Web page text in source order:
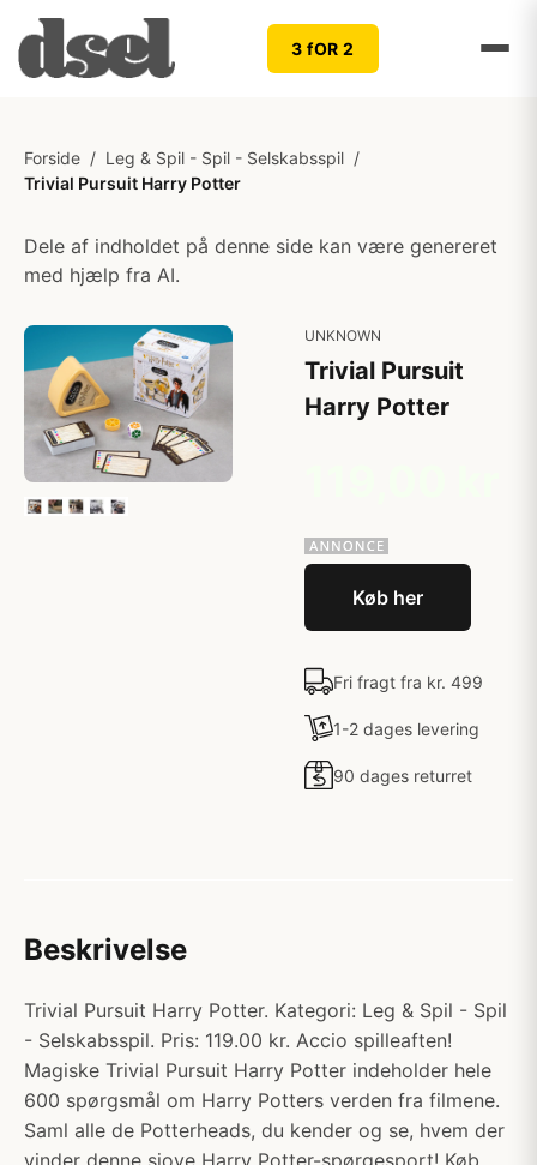
3 fOR 2
Forside / Leg & Spil - Spil - Selskabsspil /
Trivial Pursuit Harry Potter
Dele af indholdet på denne side kan være genereret
med hjælp fra AI.
UNKNOWN
Trivial Pursuit
Harry Potter
Køb her
Fri fragt fra kr. 499
1-2 dages levering
90 dages returret
Beskrivelse
Trivial Pursuit Harry Potter. Kategori: Leg & Spil - Spil
- Selskabsspil. Pris: 119.00 kr. Accio spilleaften!
Magiske Trivial Pursuit Harry Potter indeholder hele
600 spørgsmål om Harry Potters verden fra filmene.
Saml alle de Potterheads, du kender og se, hvem der
vinder denne sjove Harry Potter-spørgesport! Køb